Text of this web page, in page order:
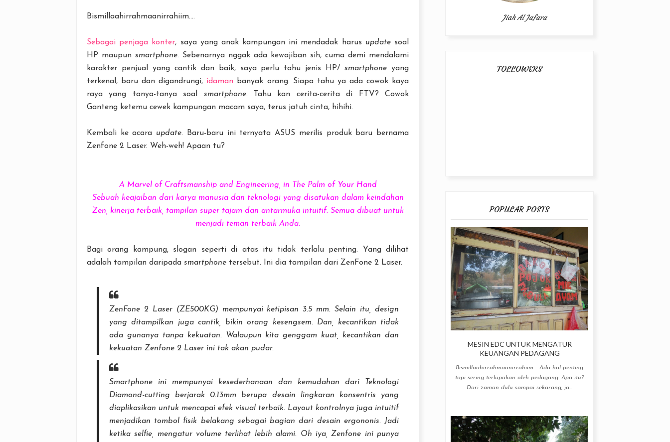
Bismillaahirrahmaanirrahiim....
Sebagai penjaga konter, saya yang anak kampungan ini mendadak harus updatesoal
HP maupun smartphone. Sebenarnya nggak ada kewajiban sih, cuma demi mendalami
karakter penjual yang cantik dan baik, saya perlu tahu jenis HP/smartphone yang
terkenal, baru dan digandrungi, idaman banyak orang. Siapa tahu ya ada cowok kaya
raya yang tanya-tanya soal smartphone. Tahu kan cerita-cerita di FTV? Cowok
Ganteng ketemu cewek kampungan macam saya, terus jatuh cinta, hihihi.
Kembali ke acara update. Baru-baru ini ternyata ASUS merilis produk baru bernama
Zenfone 2 Laser. Weh-weh! Apaan tu?
A Marvel of Craftsmanship and Engineering, in The Palm of Your Hand
Sebuah keajaiban dari karya manusia dan teknologi yang disatukan dalam keindahan
Zen, kinerja terbaik, tampilan super tajam dan antarmuka intuitif. Semua dibuat untuk
menjadi teman terbaik Anda.
Bagi orang kampung, slogan seperti di atas itu tidak terlalu penting. Yang dilihat
adalah tampilan daripada smartphone tersebut. Ini dia tampilan dari ZenFone 2 Laser.
ZenFone 2 Laser (ZE500KG) mempunyai ketipisan 3.5 mm. Selain itu, design
yang ditampilkan juga cantik, bikin orang kesengsem. Dan, kecantikan tidak
ada gunanya tanpa kekuatan. Walaupun kita genggam kuat, kecantikan dan
kekuatan Zenfone 2 Laser ini tak akan pudar.
Smartphone ini mempunyai kesederhanaan dan kemudahan dari Teknologi
Diamond-cutting berjarak 0.13mm berupa desain lingkaran konsentris yang
diaplikasikan untuk mencapai efek visual terbaik. Layout kontrolnya juga intuitif
menjadikan tombol fisik belakang sebagai bagian dari desain ergononis. Jadi
ketika selfie, mengatur volume terlihat lebih alami. Oh iya, Zenfone ini punya
Jiah Al Jafara
FOLLOWERS
POPULAR POSTS
MESIN EDC UNTUK MENGATUR
KEUANGAN PEDAGANG
Bismillaahirrahmaanirrahiim.... Ada hal penting
tapi sering terlupakan oleh pedagang. Apa itu?
Dari zaman dulu sampai sekarang, ja...